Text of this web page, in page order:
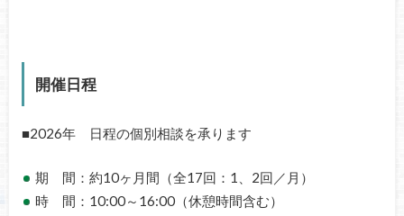
開催日程
■2026年 日程の個別相談を承ります
期 間：約10ヶ月間（全17回：1、2回／月）
時 間：10:00～16:00（休憩時間含む）